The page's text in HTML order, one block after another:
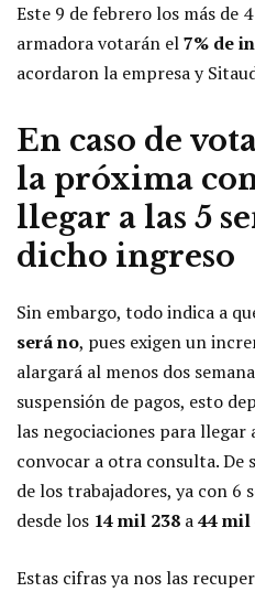
Este 9 de febrero los más de
armadora votarán el7% de
acordaron la empresa y
En caso de
la próxima
llegar a las 5
dicho ingreso
Sin embargo, todo indica a
será no, pues exigen un
alargará al menos dos
suspensión de pagos, esto
las negociaciones para llegar
convocar a otra consulta.
de los trabajadores, ya con 6
desde los 14 mil 238 a44 mil
Estas cifras ya nos las